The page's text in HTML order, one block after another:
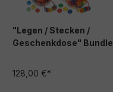
"Legen / Stecken /
Geschenkdose" Bundle
128,00 €*